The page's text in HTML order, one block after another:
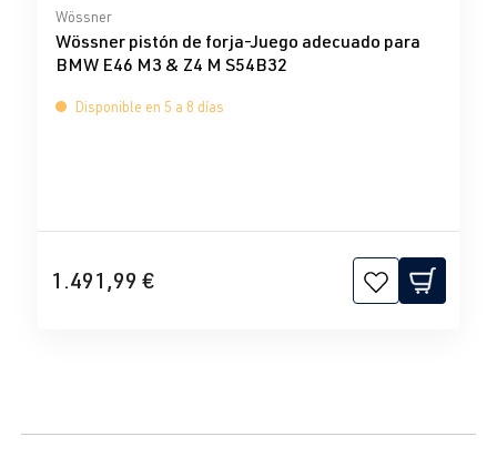
Calificación promedio de 0 de 5 estrellas
Wössner
Wössner pistón de forja-Juego adecuado para
BMW E46 M3 & Z4 M S54B32
Disponible en 5 a 8 días
1.491,99 €